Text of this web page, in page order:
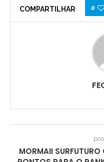
COMPARTILHAR 0
MORMAII